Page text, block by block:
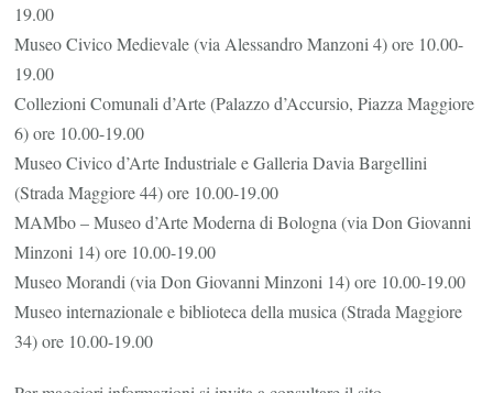
19.00
Museo Civico Medievale (via Alessandro Manzoni 4) ore 10.00-
19.00
Collezioni Comunali d’Arte (Palazzo d’Accursio, Piazza Maggiore
6) ore 10.00-19.00
Museo Civico d’Arte Industriale e Galleria Davia Bargellini
(Strada Maggiore 44) ore 10.00-19.00
MAMbo – Museo d’Arte Moderna di Bologna (via Don Giovanni
Minzoni 14) ore 10.00-19.00
Museo Morandi (via Don Giovanni Minzoni 14) ore 10.00-19.00
Museo internazionale e biblioteca della musica (Strada Maggiore
34) ore 10.00-19.00